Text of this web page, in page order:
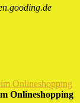
Onlineshopping